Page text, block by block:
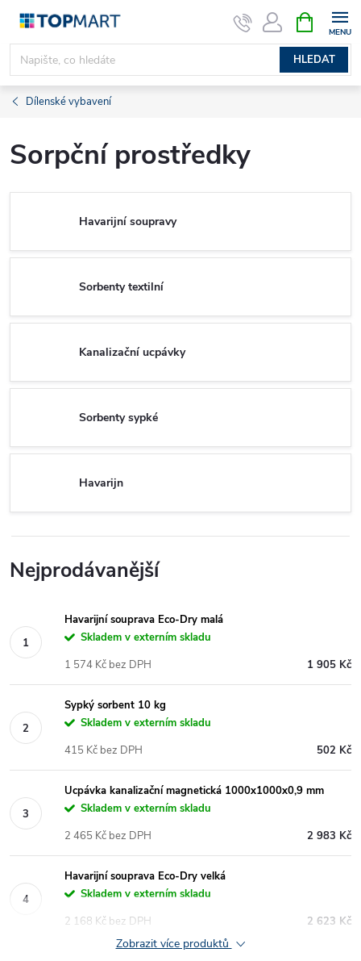
Přejít
obsah
HLEDAT
NÁKUPNÍ
KOŠÍK
Dílenské vybavení
Sorpční prostředky
Havarijní soupravy
Sorbenty textilní
Kanalizační ucpávky
Sorbenty sypké
Havarijn
Nejprodávanější
Havarijní souprava Eco-Dry malá
Skladem v externím skladu
1 905 Kč
1 574 Kč bez DPH
Sypký sorbent 10 kg
Skladem v externím skladu
502 Kč
415 Kč bez DPH
Ucpávka kanalizační magnetická 1000x1000x0,9 mm
Skladem v externím skladu
2 983 Kč
2 465 Kč bez DPH
Havarijní souprava Eco-Dry velká
Skladem v externím skladu
2 623 Kč
2 168 Kč bez DPH
Zobrazit více produktů